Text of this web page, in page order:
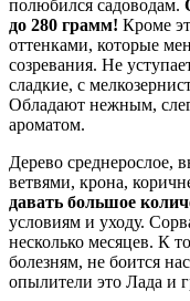
полюбился садоводам.
до 280 грамм! Кроме
оттенками, которые
созревания. Не
сладкие, с
Обладают нежным,
ароматом.
Дерево среднерослое,
ветвями, крона,
давать большое
условиям и уходу.
несколько месяцев. К
болезням, не боится
опылители это Лада и